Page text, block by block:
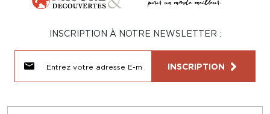
INSCRIPTION À NOTRE NEWSLETTER :
INSCRIPTION